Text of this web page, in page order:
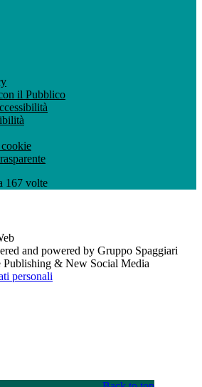
il Pubblico
cookie
167 volte
and powered by Gruppo Spaggiari
Publishing & New Social Media
personali